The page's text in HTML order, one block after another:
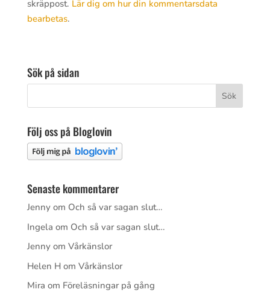
skräppost. Lär dig om hur din kommentarsdata
bearbetas.
Sök på sidan
Följ oss på Bloglovin
Senaste kommentarer
Jennyom Och så var sagan slut…
Ingela om Och så var sagan slut…
Jennyom Vårkänslor
Helen Hom Vårkänslor
Mira om Föreläsningar på gång